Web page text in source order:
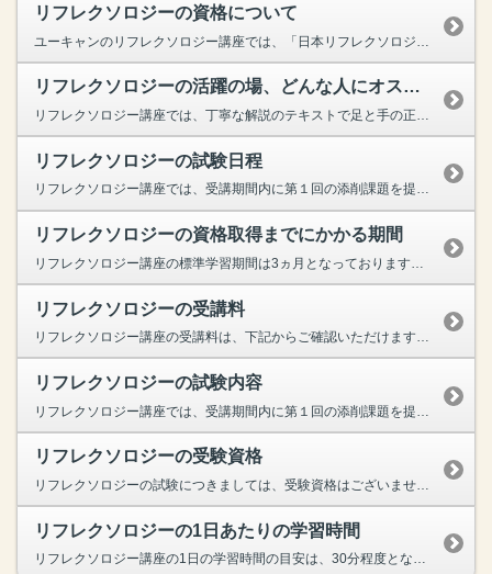
リフレクソロジーの資格について
リフレクソロジーの活躍の場、どんな人にオススメ？
リフレクソロジー講座では、丁寧な解説のテキストで足と手の正しい施術方法が体系的に学べるため、初めての方でもむくみや疲労の改善など、リフレクソロジーの本来の効果を実感できるでしょう。ケアを続けるこ...
リフレクソロジーの試験日程
リフレクソロジー講座では、受講期間内に第１回の添削課題を提出し、資格試験（最終課題）で70％以上正解すれば、日本リフレクソロジスト養成学院【REFLE】より『英国式セルフリフレクソロジスト』の資...
リフレクソロジーの資格取得までにかかる期間
リフレクソロジーの受講料
リフレクソロジー講座の受講料は、下記からご確認いただけます。リフレクソロジー講座の受講料はこちら
リフレクソロジーの試験内容
リフレクソロジーの受験資格
リフレクソロジーの試験につきましては、受験資格はございません。どなたでも受験可能です。
リフレクソロジーの1日あたりの学習時間
リフレクソロジー講座の1日の学習時間の目安は、30分程度となっております。テキスト１でリフレクソロジーの基礎知識とフット＆ハンドのセルフケアのスキルをレッスンします。テキスト２では、ご家族やお友...